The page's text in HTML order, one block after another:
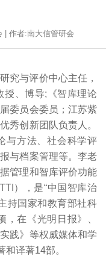
| 作者:南大信管研会
究与评价中心主任，
授、博导;《智库理论
委员会委员；江苏紫
秀创新团队负责人。
与方法、社会科学评
与档案管理等。李老
管理和智库评价功能
），是“中国智库治
持国家和教育部社科
在《光明日报》、
践》等权威媒体和学
译著14部。